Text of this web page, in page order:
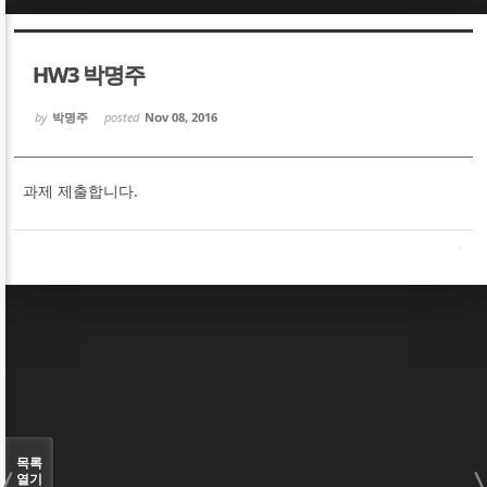
HW3 박명주
by 박명주 posted Nov 08, 2016
과제 제출합니다.
목록
열기
Sketchbook5, 스케치북5
Sketchbook5, 스케치북5
Sketchbook5, 스케치북5
Sketchbook5, 스케치북5